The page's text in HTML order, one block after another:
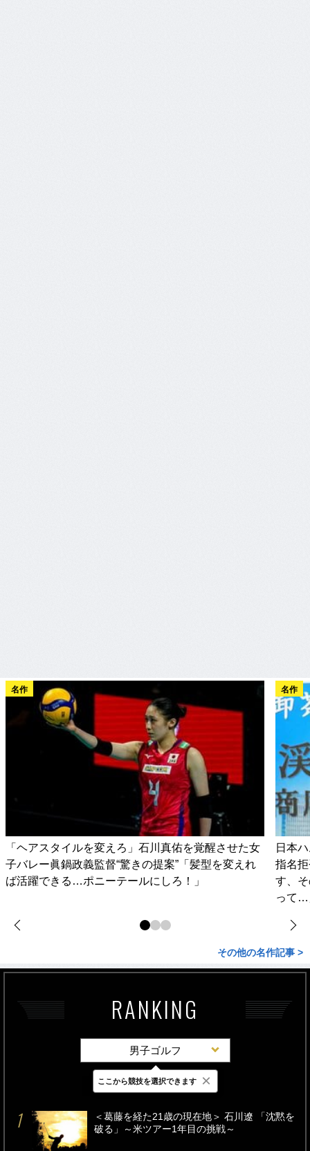
名作
「ヘアスタイルを変えろ」石川真佑を覚醒させた女
子バレー眞鍋政義監督“驚きの提案”「髪型を変えれ
ば活躍できる…ポニーテールにしろ！」
名作
日本
指名
す、
って…
その他の名作記事 >
RANKING
男子ゴルフ
最新 24時間 週間
＜葛藤を経た21歳の現在地＞ 石川遼 「沈黙を
破る」～米ツアー1年目の挑戦～
ここから競技を選択できます ×